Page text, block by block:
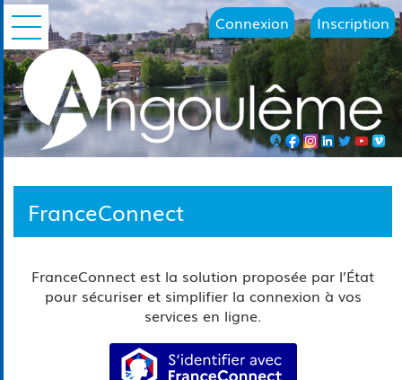
Connexion Inscription
Ouvrir le menu
FranceConnect
FranceConnect est la solution proposée par l’État
pour sécuriser et simplifier la connexion à vos
services en ligne.
S’identifier avec